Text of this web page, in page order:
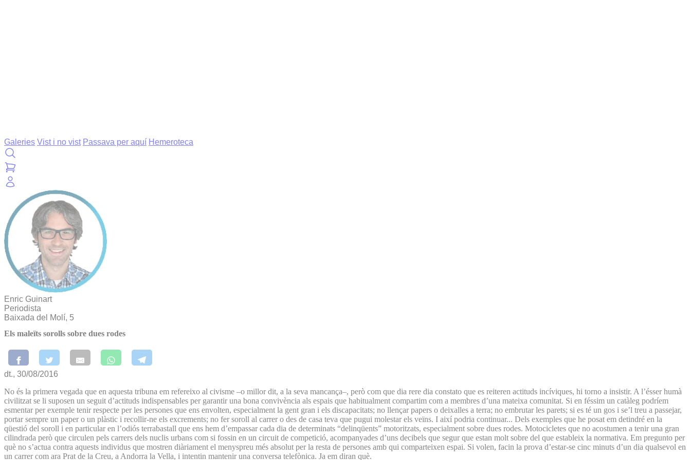
Galeries Vist i no vist Passava per aquí Hemeroteca
Enric Guinart
Periodista
Baixada del Molí, 5
Els maleïts sorolls sobre dues rodes
dt., 30/08/2016
No és la primera vegada que en aquesta tribuna em refereixo al civisme –o millor dit, a la seva mancança–, però com que dia rere dia constato que es reiteren actituds incíviques, hi torno a insistir. A l’ésser humà
civilitzat se li suposen un seguit d’actituds indispensables per garantir una bona convivència als espais que habitualment compartim com a membres d’una mateixa comunitat. Si en féssim un catàleg podríem
esmentar per exemple tenir respecte per les persones que ens envolten, especialment la gent gran i els discapacitats; no llençar papers o deixalles a terra; no embrutar les parets; si es té un gos i se’l treu a passejar,
portar sempre un paper o un plàstic i recollir-ne els excrements; no fer soroll al carrer o des de casa teva que pugui molestar els veïns. I així podria continuar... Dels exemples que he posat em detindré en la
qüestió del soroll i en particular en l’odiós terrabastall que ens hem d’empassar cada dia de determinats “delinqüents” motoritzats, especialment sobre dues rodes. Motocicletes que no acostumen a tenir una gran
cilindrada però que circulen pels carrers dels nuclis urbans com si fossin en un circuit de competició, acompanyades d’uns decibels que segur que estan molt sobre del que estableix la normativa. Em pregunto per
què no s’actua contra aquests individus que mostren diàriament el menyspreu més absolut per la resta de persones amb qui comparteixen espai. Si volen, facin la prova d’estar-se cinc minuts d’un dia qualsevol en
un carrer com ara Prat de la Creu, a Andorra la Vella, i intentin mantenir una conversa telefònica. Ja em diran què.